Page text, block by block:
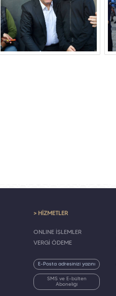
> HİZMETLER
ONLINE İŞLEMLER
VERGİ ÖDEME
SMS ve E-bülten
Aboneliği